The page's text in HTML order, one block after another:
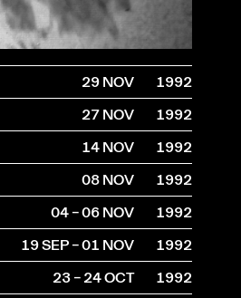
29 NOV
1992
27 NOV
1992
14 NOV
1992
08 NOV
1992
04 – 06 NOV
1992
19 SEP – 01 NOV
1992
23 – 24 OCT
1992